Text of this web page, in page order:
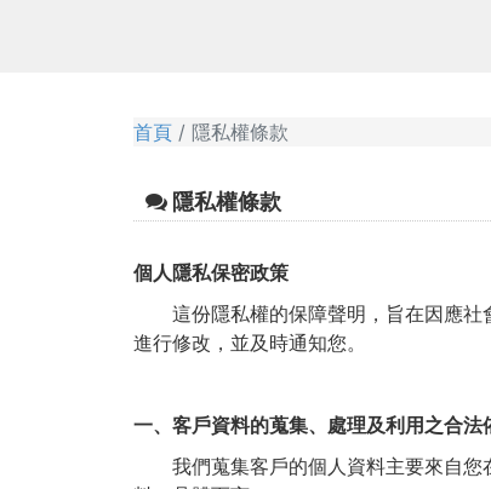
首頁 隱私權條款
隱私權條款
個人隱私保密政策
這份隱私權的保障聲明，旨在因應社
進行修改，並及時通知您。
一、客戶資料的蒐集、處理及利用之合法
我們蒐集客戶的個人資料主要來自您